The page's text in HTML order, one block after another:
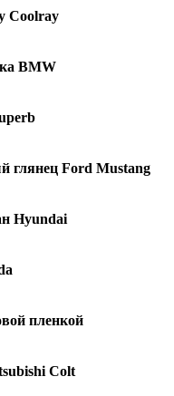
Coolray
BMW
глянец Ford Mustang
Hyundai
пленкой
Colt